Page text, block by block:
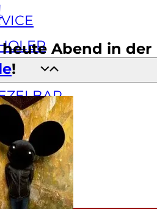
heute Abend in der
!